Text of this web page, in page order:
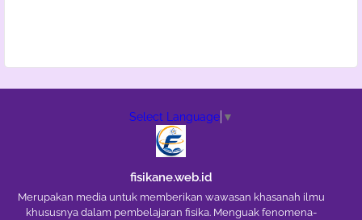
Select Language ▼
fisikane.web.id
Merupakan media untuk memberikan wawasan khasanah ilmu
khususnya dalam pembelajaran fisika. Menguak fenomena-